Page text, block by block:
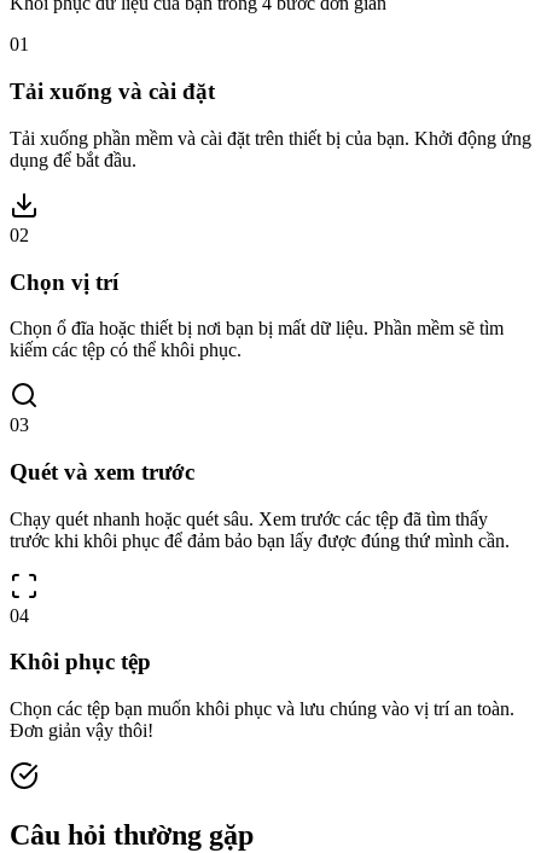
01
Tải xuống và cài đặt
Tải xuống phần mềm và cài đặt trên thiết bị của bạn. Khởi động ứng
dụng để bắt đầu.
02
Chọn vị trí
Chọn ổ đĩa hoặc thiết bị nơi bạn bị mất dữ liệu. Phần mềm sẽ tìm
kiếm các tệp có thể khôi phục.
03
Quét và xem trước
Chạy quét nhanh hoặc quét sâu. Xem trước các tệp đã tìm thấy
trước khi khôi phục để đảm bảo bạn lấy được đúng thứ mình cần.
04
Khôi phục tệp
Chọn các tệp bạn muốn khôi phục và lưu chúng vào vị trí an toàn.
Đơn giản vậy thôi!
Câu hỏi thường gặp